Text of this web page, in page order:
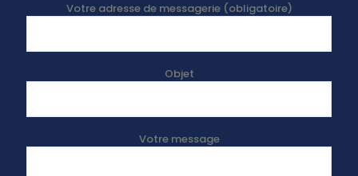
Votre adresse de messagerie (obligatoire)
Objet
Votre message